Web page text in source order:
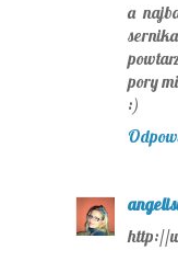
a
pory
:)
http://